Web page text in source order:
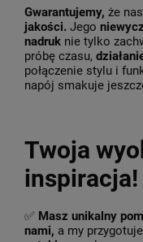
Gwarantujemy, że
jakości. Jego
nadruk nie tylko
próbę czasu,
połączenie stylu i
napój smakuje
Twoja
inspiracja!
✅ Masz unikalny
nami, a my